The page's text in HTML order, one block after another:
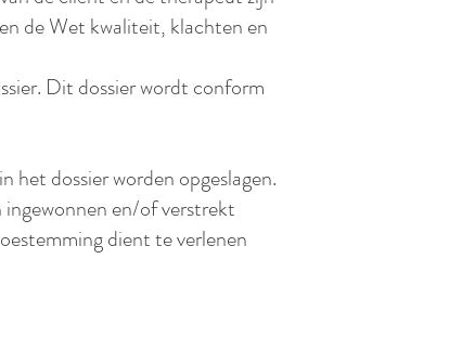
de Wet kwaliteit, klachten en
Dit dossier wordt conform
het dossier worden opgeslagen.
en/of verstrekt
dient te verlenen